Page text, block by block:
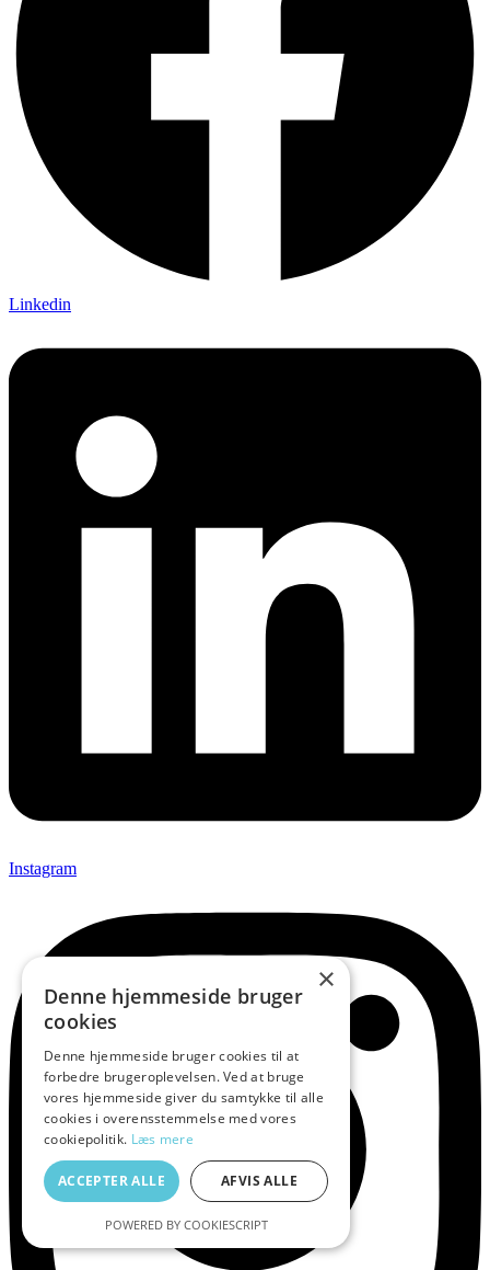
Linkedin
Instagram
×
Denne hjemmeside bruger
cookies
Denne hjemmeside bruger cookies til at
forbedre brugeroplevelsen. Ved at bruge
vores hjemmeside giver du samtykke til alle
cookies i overensstemmelse med vores
cookiepolitik. Læs mere
ACCEPTER ALLE AFVIS ALLE
POWERED BY COOKIESCRIPT